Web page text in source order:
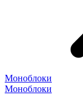
Моноблоки
Моноблоки